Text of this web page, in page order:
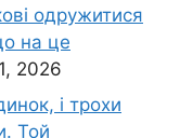
одружитися
на це
2026
і трохи
Той